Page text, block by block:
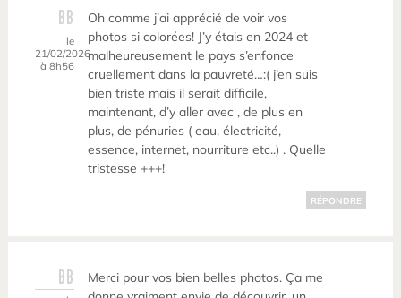
BB
le
21/02/2026
à 8h56
Oh comme j’ai apprécié de voir vos
photos si colorées! J’y étais en 2024 et
malheureusement le pays s’enfonce
cruellement dans la pauvreté…:( j’en suis
bien triste mais il serait difficile,
maintenant, d’y aller avec , de plus en
plus, de pénuries ( eau, électricité,
essence, internet, nourriture etc..) . Quelle
tristesse +++!
RÉPONDRE
BB
Merci pour vos bien belles photos. Ça me